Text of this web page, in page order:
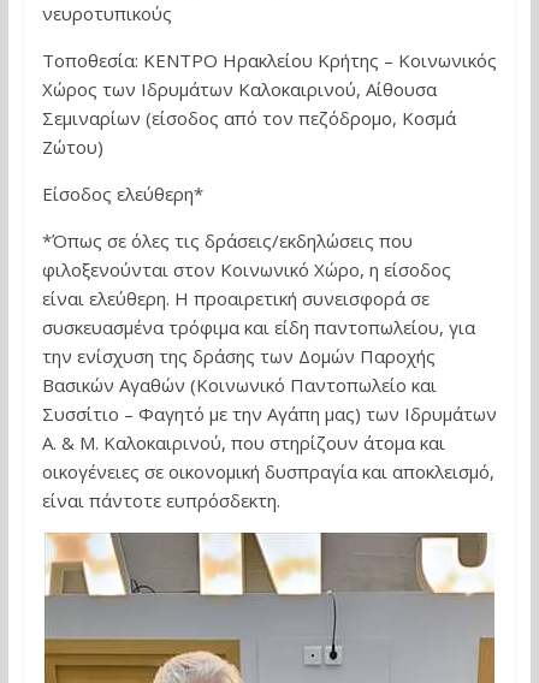
νευροτυπικούς
Τοποθεσία: ΚΕΝΤΡΟ Ηρακλείου Κρήτης – Κοινωνικός
Χώρος των Ιδρυμάτων Καλοκαιρινού, Αίθουσα
Σεμιναρίων (είσοδος από τον πεζόδρομο, Κοσμά
Ζώτου)
Είσοδος ελεύθερη*
*Όπως σε όλες τις δράσεις/εκδηλώσεις που
φιλοξενούνται στον Κοινωνικό Χώρο, η είσοδος
είναι ελεύθερη. Η προαιρετική συνεισφορά σε
συσκευασμένα τρόφιμα και είδη παντοπωλείου, για
την ενίσχυση της δράσης των Δομών Παροχής
Βασικών Αγαθών (Κοινωνικό Παντοπωλείο και
Συσσίτιο – Φαγητό με την Αγάπη μας) των Ιδρυμάτων
Α. & Μ. Καλοκαιρινού, που στηρίζουν άτομα και
οικογένειες σε οικονομική δυσπραγία και αποκλεισμό,
είναι πάντοτε ευπρόσδεκτη.